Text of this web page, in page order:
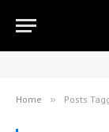
Home » Posts